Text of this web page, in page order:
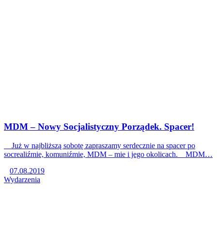
MDM – Nowy Socjalistyczny Porządek. Spacer!
Już w najbliższą sobotę zapraszamy serdecznie na spacer po
socrealiźmie, komuniźmie, MDM – mie i jego okolicach. MDM…
07.08.2019
Wydarzenia